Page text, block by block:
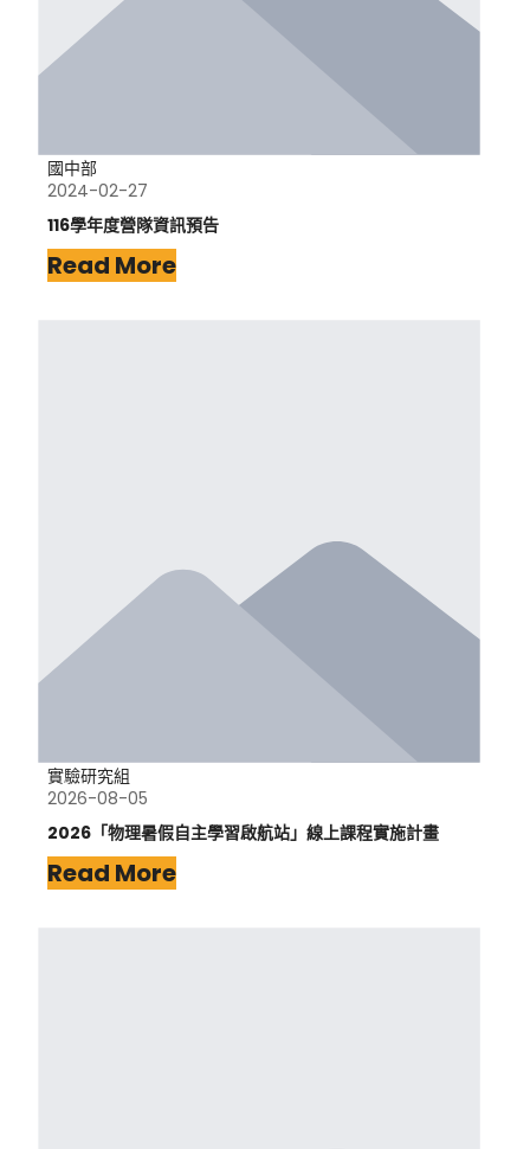
國中部
2024-02-27
116學年度營隊資訊預告
Read More
實驗研究組
2026-08-05
2026「物理暑假自主學習啟航站」線上課程實施計畫
Read More